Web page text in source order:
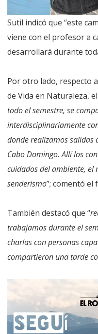
Sutil indicó que “este
viene con el profesor a
desarrollará durante
Por otro lado, respecto
de Vida en Naturaleza,
todo el semestre, se
interdisciplinariamente
donde realizamos salidas
Cabo Domingo. Allí los
cuidados del ambiente, el
senderismo”; comentó el
También destacó que “
trabajamos durante el
charlas con personas
compartieron una tarde